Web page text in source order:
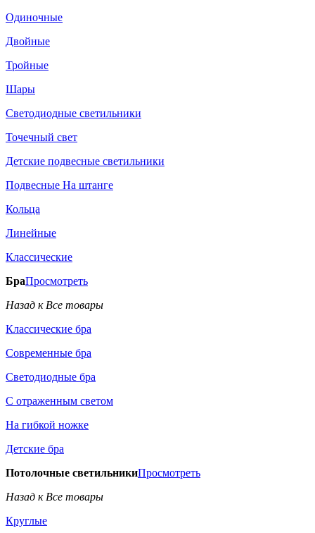
Одиночные
Двойные
Тройные
Шары
Светодиодные светильники
Точечный свет
Детские подвесные светильники
Подвесные На штанге
Кольца
Линейные
Классические
БраПросмотреть
Назад к Все товары
Классические бра
Современные бра
Светодиодные бра
С отраженным светом
На гибкой ножке
Детские бра
Потолочные светильникиПросмотреть
Назад к Все товары
Круглые